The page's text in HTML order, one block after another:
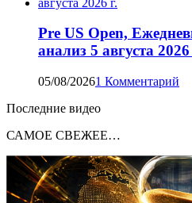
Pre US Open,
анализ 5 августа 2026
05/08/20261 Комментарий
Последние видео
САМОЕ СВЕЖЕЕ…